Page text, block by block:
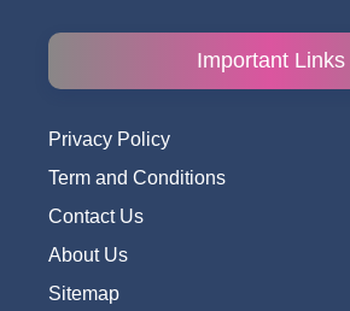
Important Links
Privacy Policy
Term and Conditions
Contact Us
About Us
Sitemap